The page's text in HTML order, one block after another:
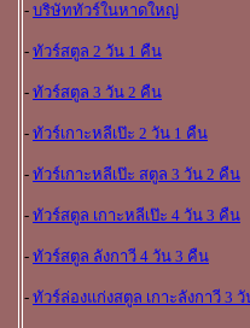
- บริษัททัวร์ในหาดใหญ
- ทัวร์สตูล 2 วัน 1 คืน
- ทัวร์สตูล 3 วัน 2 คืน
- ทัวร์เกาะหลีเป๊ะ 2 วัน 1 คืน
- ทัวร์เกาะหลีเป๊ะ สตูล 3 วัน 2 คืน
- ทัวร์สตูล เกาะหลีเป๊ะ 4 วัน 3 คืน
- ทัวร์สตูล ลังกาวี 4 วัน 3 คืน
- ทัวร์ล่องแก่งสตูล เกาะลังกาวี 3 วั